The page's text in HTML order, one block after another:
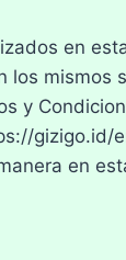
en
los mismos
y
gizigo.id/
en